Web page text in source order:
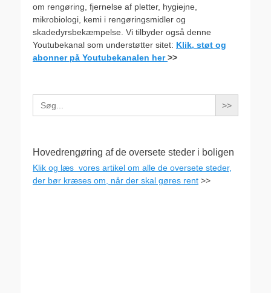
om rengøring, fjernelse af pletter, hygiejne,
mikrobiologi, kemi i rengøringsmidler og
skadedyrsbekæmpelse. Vi tilbyder også denne
Youtubekanal som understøtter sitet: Klik, støt og
abonner på Youtubekanalen her>>
Search
for:
Hovedrengøring af de oversete steder i boligen
Klik og læs vores artikel om alle de oversete steder,
der bør kræses om, når der skal gøres rent >>